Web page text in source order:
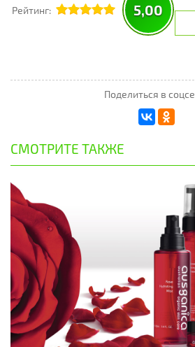
Рейтинг:
5,00
Поделиться в
СМОТРИТЕ ТАКЖЕ